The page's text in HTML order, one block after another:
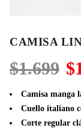
CAMISA
$1.699 El
$
Camisa manga
Cuello italiano
Corte regular